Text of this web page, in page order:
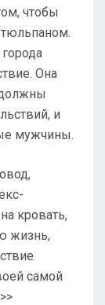
чтобы
Она
и
мужчины.
кровать,
жизнь,
самой